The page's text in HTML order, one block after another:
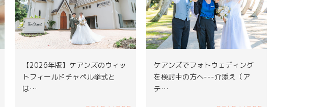
【2026年版】ケアンズのウィッ
トフィールドチャペル挙式と
は…
ケアンズでフォトウェディング
を検討中の方へ---介添え（ア
テ…